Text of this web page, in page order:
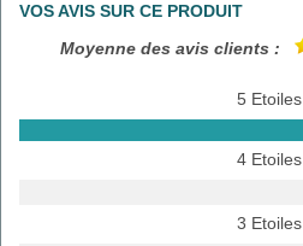
VOS AVIS SUR CE PRODUIT
Moyenne des avis clients :
5 Etoiles
4 Etoiles
3 Etoiles